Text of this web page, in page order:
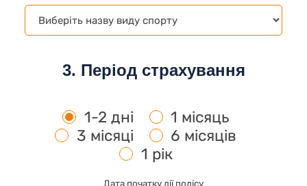
3. Період страхування
1-2 дні
1 місяць
3 місяці
6 місяців
1 рік
Дата початку дії полісу